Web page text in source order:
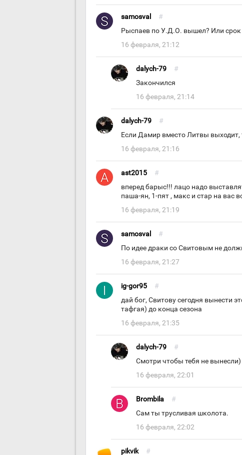
samosval #
Рыспаев по У.Д.О. вышел? Или срок
16 февраля, 21:12
dalych-79 #
Закончился
16 февраля, 21:14
dalych-79 #
Если Дамир вместо Литвы
16 февраля, 21:16
ast2015 #
вперед барыс!!! лацо надо
паша-ян, 1-пят , макс и стар на вас
16 февраля, 21:19
samosval #
По идее драки со Свитовым не
16 февраля, 21:27
ig-gor95 #
дай бог, Свитову сегодня вынести
тафгая) до конца сезона
16 февраля, 21:35
dalych-79 #
Смотри чтобы тебя не вынесли)
16 февраля, 22:01
Brombila #
Сам ты трусливая школота.
16 февраля, 22:02
pikvik #